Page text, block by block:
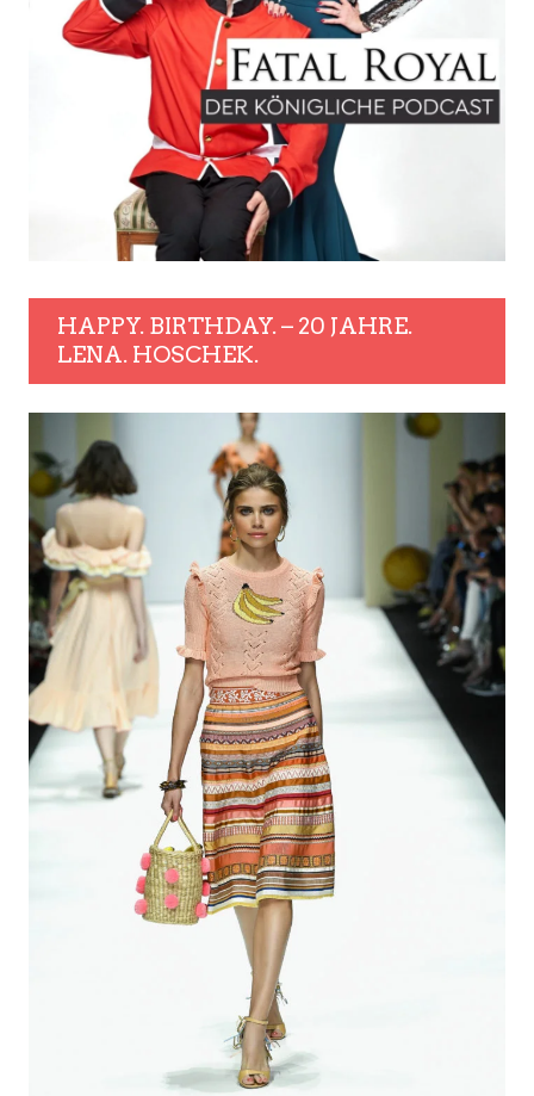
HAPPY. BIRTHDAY. – 20 JAHRE.
LENA. HOSCHEK.